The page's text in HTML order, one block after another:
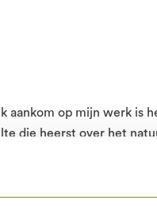
ik aankom op mijn werk
die heerst over het
door de hoge
waar ik stil van word.”
voor dit werk koos is de